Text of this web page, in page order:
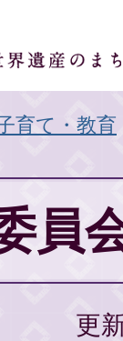
育て・教育
員
更